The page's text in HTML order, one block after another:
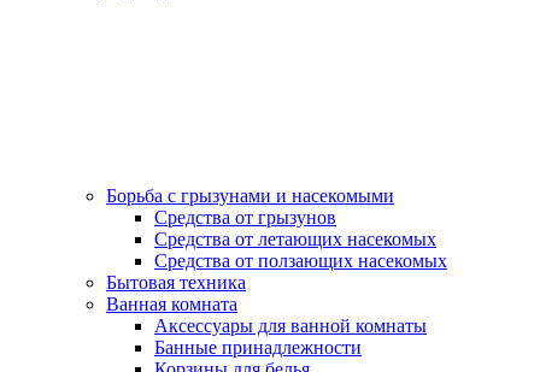
Борьба с грызунами и насекомыми
Средства от грызунов
Средства от летающих насекомых
Средства от ползающих насекомых
Бытовая техника
Ванная комната
Аксессуары для ванной комнаты
Банные принадлежности